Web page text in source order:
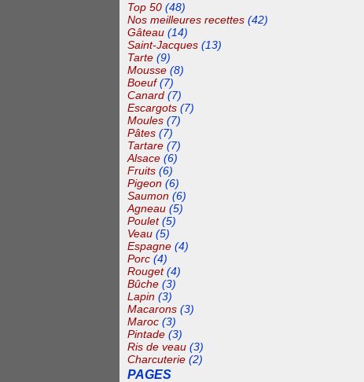
Top 50 (48)
Nos meilleures recettes (42)
Gâteau (14)
Saint-Jacques (13)
Tarte (9)
Mousse (8)
Boeuf(7)
Canard (7)
Escargots (7)
Moules (7)
Pâtes (7)
Tartare (7)
Alsace (6)
Fruits (6)
Pigeon (6)
Saumon (6)
Agneau (5)
Poulet(5)
Veau (5)
Espagne (4)
Porc (4)
Rouget(4)
Bûche (3)
Lapin (3)
Macarons (3)
Maroc (3)
Pintade (3)
Ris de veau (3)
Charcuterie (2)
PAGES